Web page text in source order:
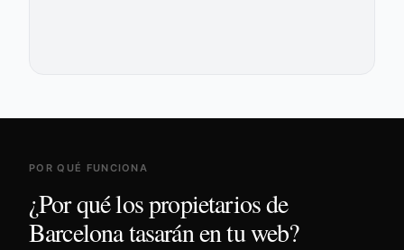
POR QUÉ FUNCIONA
¿Por qué los propietarios de
Barcelonatasarán en tu web?